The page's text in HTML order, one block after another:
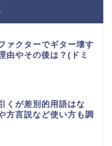
ァクターでギター壊す
由やその後は？(ドミ
くが差別的用語はな
方言説など使い方も調